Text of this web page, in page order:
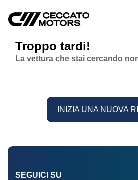
Troppo tardi!
La vettura che stai cercando
INIZIA UNA NUOVA
SEGUICI SU